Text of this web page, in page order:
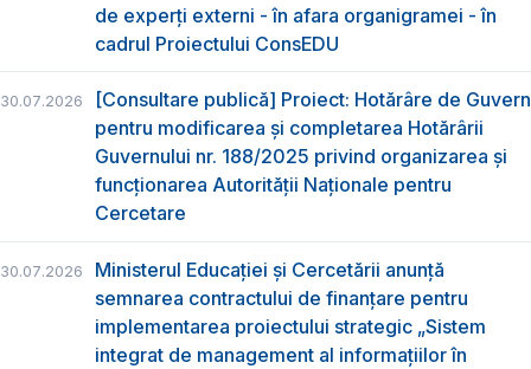
de experți externi - în afara organigramei - în
cadrul Proiectului ConsEDU
30.07.2026
[Consultare publică] Proiect: Hotărâre de Guvern
pentru modificarea și completarea Hotărârii
Guvernului nr. 188/2025 privind organizarea şi
funcţionarea Autorităţii Naţionale pentru
Cercetare
30.07.2026
Ministerul Educației și Cercetării anunță
semnarea contractului de finanțare pentru
implementarea proiectului strategic „Sistem
integrat de management al informațiilor în